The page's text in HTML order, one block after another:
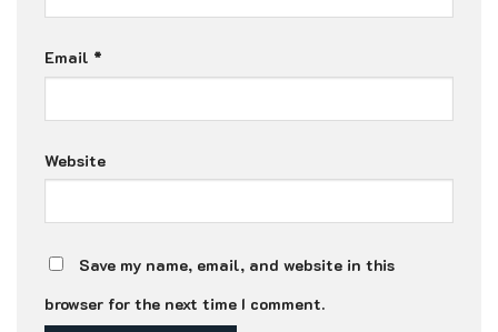
Email *
Website
Save my name, email, and website in this
browser for the next time I comment.